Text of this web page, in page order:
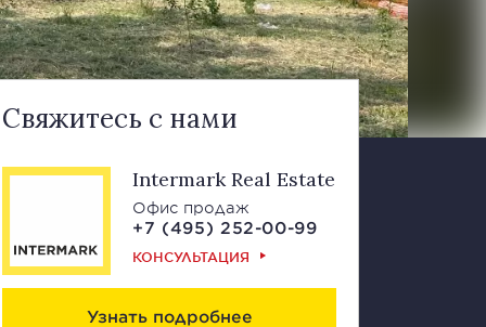
Свяжитесь с нами
Intermark Real Estate
Офис продаж
+7 (495) 252-00-99
КОНСУЛЬТАЦИЯ
Узнать подробнее